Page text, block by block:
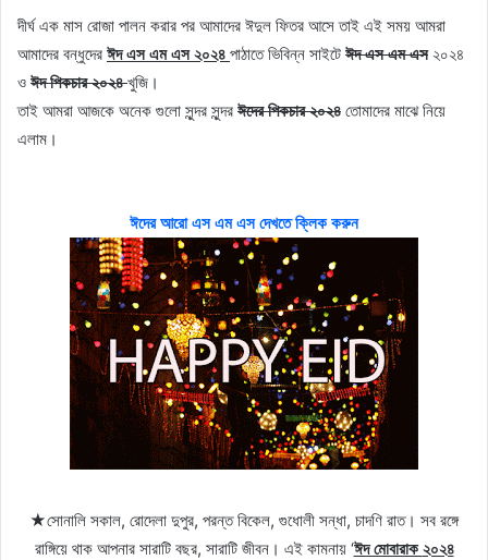
দীর্ঘ এক মাস রোজা পালন করার পর আমাদের ঈদুল ফিতর আসে তাই এই সময় আমরা
আমাদের বন্ধুদের ঈদ এস এম এস ২০২৪ পাঠাতে ভিবিন্ন সাইটে ঈদ এস এম এস২০২৪
ও ঈদ পিকচার ২০২৪খুজি।
তাই আমরা আজকে অনেক গুলো সুন্দর সুন্দর ঈদের পিকচার ২০২৪ তোমাদের মাঝে নিয়ে
এলাম।
ঈদের আরো এস এম এস দেখতে ক্লিক করুন
★সোনালি সকাল, রোদেলা দুপুর, পরন্ত বিকেল, গুধোলী সন্ধা, চাদণি রাত। সব রঙ্গে
রাঙ্গিয়ে থাক আপনার সারাটি বছর, সারাটি জীবন। এই কামনায় ‘ঈদ মোবারাক২০২৪